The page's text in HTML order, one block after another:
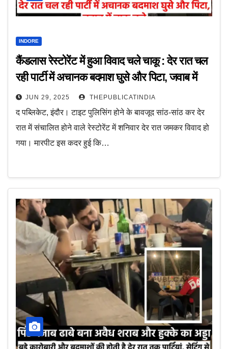
INDORE
कैंडलास रेस्टोरेंट में हुआ विवाद चले चाकू : देर रात चल
रही पार्टी में अचानक बदमाश घुसे और पिटा, जवाब में
चाकू चले
JUN 29, 2025 THEPUBLICATINDIA
द पब्लिकेट, इंदौर। टाइट पुलिसिंग होने के बावजूद सांठ-सांठ कर देर
रात में संचालित होने वाले रेस्टोरेंट में शनिवार देर रात जमकर विवाद हो
गया। मारपीट इस कदर हुई कि…